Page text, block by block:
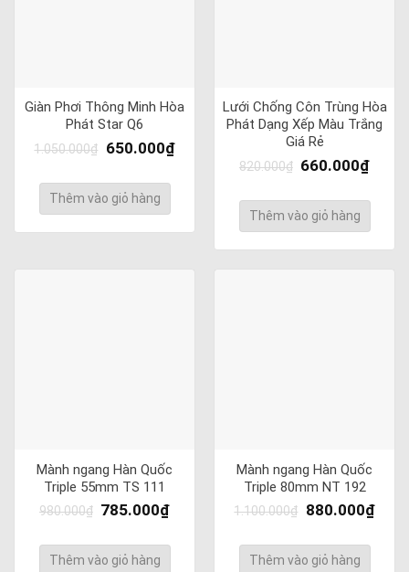
Giàn Phơi Thông Minh Hòa
Phát Star Q6
1.050.000₫ 650.000₫
Thêm vào giỏ hàng
Lưới Chống Côn Trùng Hòa
Phát Dạng Xếp Màu Trắng
Giá Rẻ
820.000₫ 660.000₫
Thêm vào giỏ hàng
Mành ngang Hàn Quốc
Triple 55mm TS 111
980.000₫ 785.000₫
Thêm vào giỏ hàng
Mành ngang Hàn Quốc
Triple 80mm NT 192
1.100.000₫ 880.000₫
Thêm vào giỏ hàng